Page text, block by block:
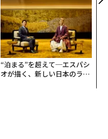
が健康経営を徹底する理由
“泊まる”を超えて─エスパシ
オが描く、新しい日本のラグ